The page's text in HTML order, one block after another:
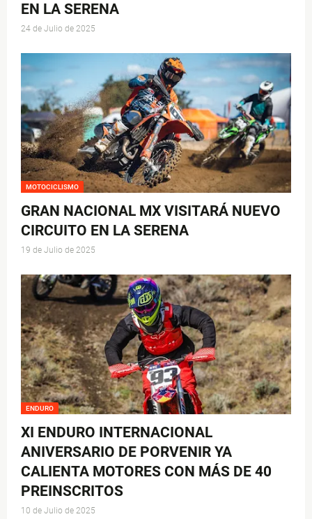
EN LA SERENA
24 de Julio de 2025
MOTOCICLISMO
GRAN NACIONAL MX VISITARÁ NUEVO
CIRCUITO EN LA SERENA
19 de Julio de 2025
ENDURO
XI ENDURO INTERNACIONAL
ANIVERSARIO DE PORVENIR YA
CALIENTA MOTORES CON MÁS DE 40
PREINSCRITOS
10 de Julio de 2025